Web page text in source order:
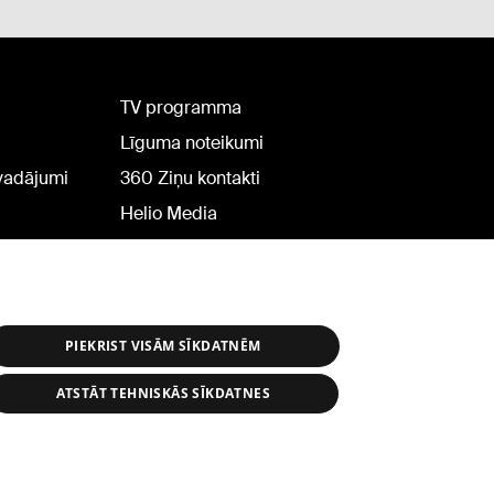
TV programma
Līguma noteikumi
360 Ziņu kontakti
Helio Media
PIEKRIST VISĀM SĪKDATNĒM
ATSTĀT TEHNISKĀS SĪKDATNES